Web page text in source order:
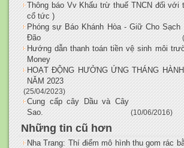
Thông báo Vv Khấu trừ thuế TNCN đối
cổ tức )
Phóng sự Báo Khánh Hòa - Giữ Cho Sạch
Đão
Hướng dẫn thanh toán tiền vệ sinh môi
Money
HOẠT ĐỘNG HƯỞNG ỨNG THÁNG
NĂM 2023
(25/04/2023)
Cung cấp cây Dầu và Cây
Sao.
(10/06/2016)
Những tin cũ hơn
Nha Trang: Thí điểm mô hình thu gom rác